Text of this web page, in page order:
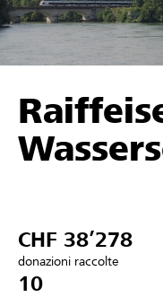
Sostenere
Aiuto &
Trova progetti e
CHF 38’278
donazioni raccolte
10